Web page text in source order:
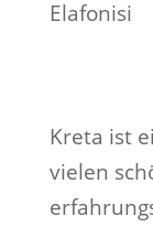
Kreta ist
vielen